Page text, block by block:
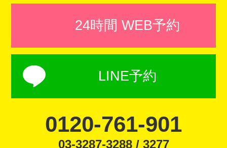
24時間 WEB予約
LINE予約
0120-761-901
03-3287-3288 / 3277